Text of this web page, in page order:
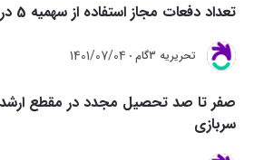
تعداد دفعات مجاز استفاده از سهمیه 5 درصد ایثارگران
تحريريه 3گام 1401/07/04
صفر تا صد تحصیل مجدد در مقطع ارشد
سربازی